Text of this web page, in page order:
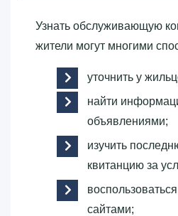
Узнать обслуживающую
жители могут многими
уточнить у
найти
объявлениями;
изучить
квитанцию за
сайтами;